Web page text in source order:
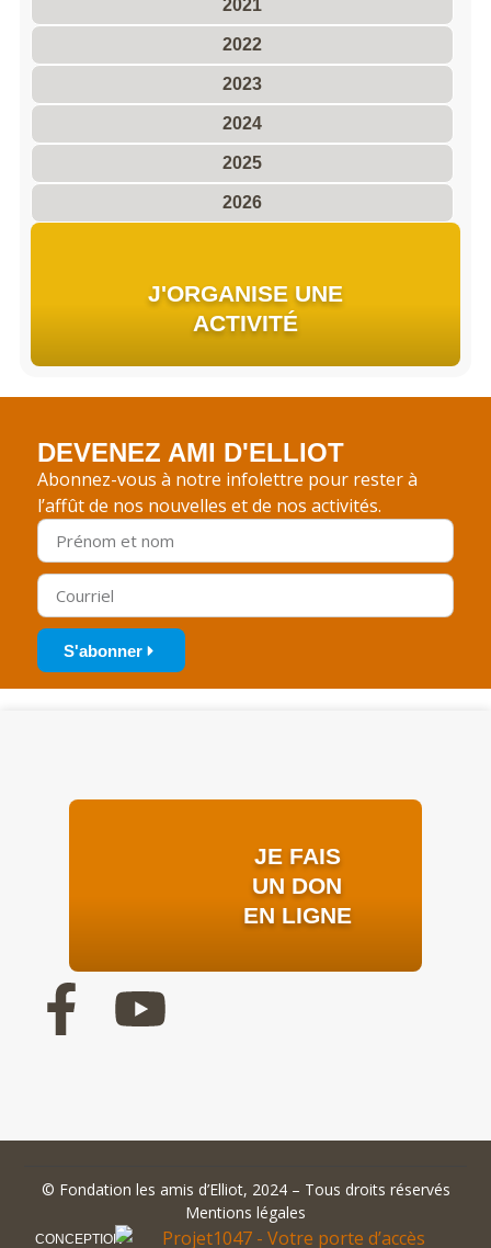
2021
2022
2023
2024
2025
2026
J'ORGANISE UNE
ACTIVITÉ
DEVENEZ AMI D'ELLIOT
Abonnez-vous à notre infolettre pour rester à
l’affût de nos nouvelles et de nos activités.
S'abonner
JE FAIS
UN DON
EN LIGNE
© Fondation les amis d’Elliot, 2024 – Tous droits réservés
Mentions légales
CONCEPTION